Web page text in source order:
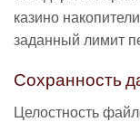
казино
заданный лимит
Сохранность
Целостность